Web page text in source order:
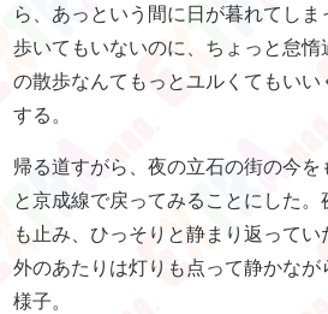
ら、あっという間に日が暮れてしま
歩いてもいないのに、ちょっと怠惰
の散歩なんてもっとユルくてもい
する。
帰る道すがら、夜の立石の街の今
と京成線で戻ってみることにした
も止み、ひっそりと静まり返ってい
外のあたりは灯りも点って静かなが
様子。